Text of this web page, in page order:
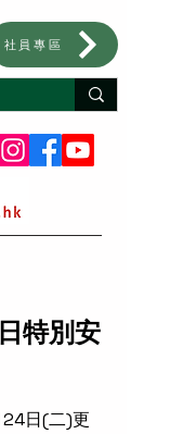
社員專區
特別安
日(二)更